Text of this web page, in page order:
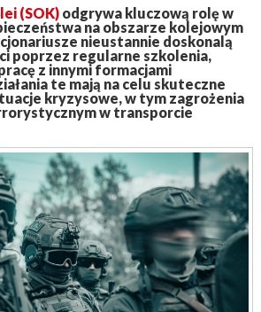
(SOK) odgrywa kluczową rolęw
na obszarze kolejowym
nieustannie doskonalą
poprzez regularne szkolenia,
z innymi formacjami
te mają na celu skuteczne
kryzysowe,w tym zagrożenia
w transporcie